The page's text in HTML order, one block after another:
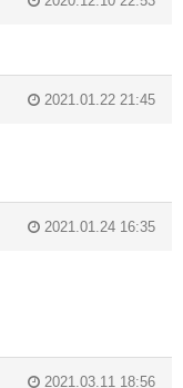
2021.01.22 21:45
2021.01.24 16:35
2021.03.11 18:56